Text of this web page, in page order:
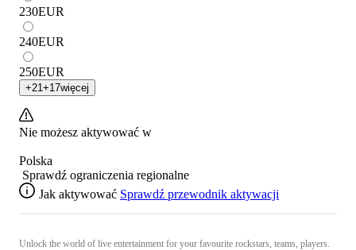
230EUR
240EUR
250EUR
+21 +17więcej
Nie możesz aktywować w
Polska
Sprawdź ograniczenia regionalne
Jak aktywować Sprawdź przewodnik aktywacji
Unlock the world of live entertainment for your favourite rockstars, teams, players.